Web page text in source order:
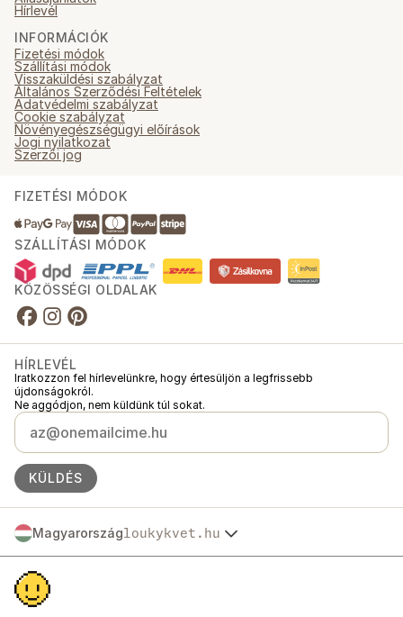
Hírlevél
INFORMÁCIÓK
Fizetési módok
Szállítási módok
Visszaküldési szabályzat
Általános Szerződési Feltételek
Adatvédelmi szabályzat
Cookie szabályzat
Növényegészségügyi előírások
Jogi nyilatkozat
Szerzői jog
FIZETÉSI MÓDOK
SZÁLLÍTÁSI MÓDOK
KÖZÖSSÉGI OLDALAK
HÍRLEVÉL
Iratkozzon fel hírlevelünkre, hogy értesüljön a legfrissebb
újdonságokról.
Ne aggódjon, nem küldünk túl sokat.
KÜLDÉS
Magyarországloukykvet.hu
Česko
Slovensko
Polska
Österreich
A Loukykvět s.r.o. a Prágai Városi Bíróság által vezetett cégjegyzékbe C
szakasz, 268616 betétszám alatt van bejegyezve.